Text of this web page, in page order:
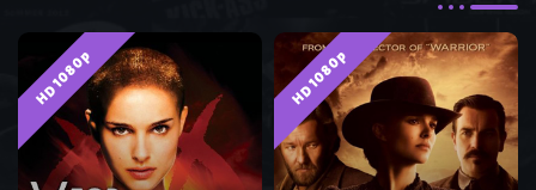
HD 1080p
HD 1080p